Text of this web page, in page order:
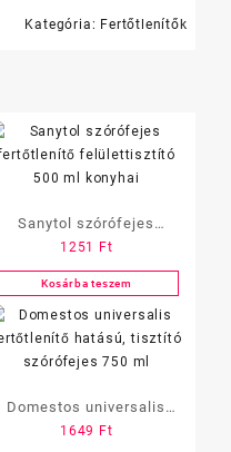
Kategória: Fertőtlenítők
Sanytol szórófejes
fertőtlenítő felülettisztító
500 ml konyhai
1251 Ft
Kosárba teszem
Domestos universalis
fertőtlenítő hatású,
1649 Ft